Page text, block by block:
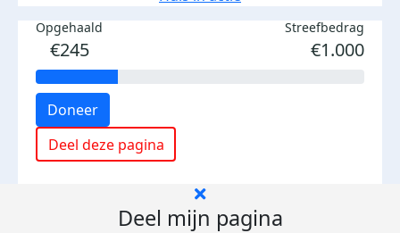
Opgehaald
€245
Streefbedrag
€1.000
Doneer
Deel deze pagina
Deel mijn pagina